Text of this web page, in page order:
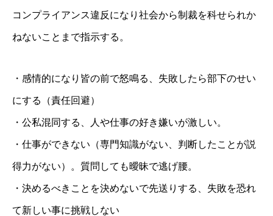
コンプライアンス違反になり社会から制裁を科せられか
ねないことまで指示する。
・感情的になり皆の前で怒鳴る、失敗したら部下のせい
にする（責任回避）
・公私混同する、人や仕事の好き嫌いが激しい。
・仕事ができない（専門知識がない、判断したことが説
得力がない）。質問しても曖昧で逃げ腰。
・決めるべきことを決めないで先送りする、失敗を恐れ
て新しい事に挑戦しない